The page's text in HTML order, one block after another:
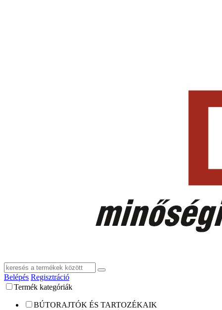
Belépés Regisztráció
Termék kategóriák
BÚTORAJTÓK ÉS TARTOZÉKAIK